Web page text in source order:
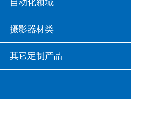
自动化领域
摄影器材类
其它定制产品